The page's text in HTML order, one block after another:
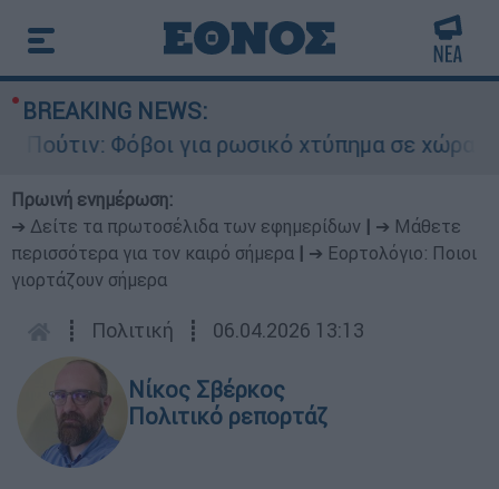
BREAKING NEWS:
Φόβοι για ρωσικό χτύπημα σε χώρα του
Πρωινή ενημέρωση:
➔ Δείτε τα πρωτοσέλιδα των εφημερίδων
➔ Μάθετε
περισσότερα για τον καιρό σήμερα
➔ Εορτολόγιο: Ποιοι
γιορτάζουν σήμερα
┋ Πολιτική ┋ 06.04.2026 13:13
Νίκος Σβέρκος
Πολιτικό ρεπορτάζ